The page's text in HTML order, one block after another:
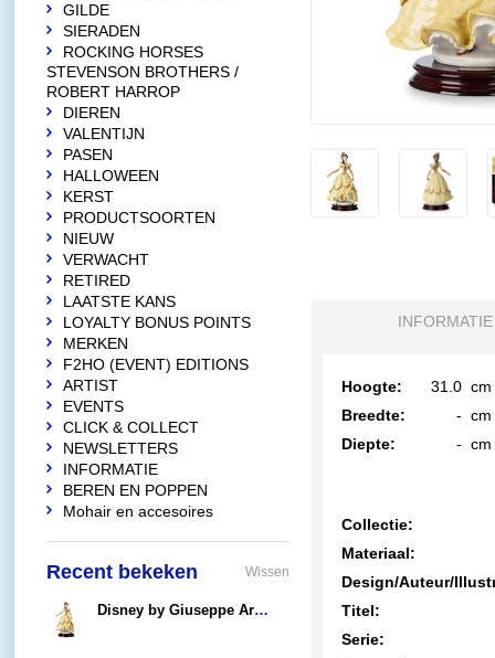
INFORMATIE
Hoogte: 31.0 cm
Breedte:
- cm
Diepte:
- cm
Collectie:
Materiaal:
Design/Auteur/
Titel:
Serie:
GILDE
SIERADEN
ROCKING HORSES
STEVENSON BROTHERS /
ROBERT HARROP
DIEREN
VALENTIJN
PASEN
HALLOWEEN
KERST
PRODUCTSOORTEN
NIEUW
VERWACHT
RETIRED
LAATSTE KANS
LOYALTY BONUS POINTS
MERKEN
F2HO (EVENT) EDITIONS
ARTIST
EVENTS
CLICK & COLLECT
NEWSLETTERS
INFORMATIE
BEREN EN POPPEN
Mohair en accesoires
Recent bekeken Wissen
Disney by Giuseppe Armani (Arribas Bros.) Belle (by Giuseppe Armani)